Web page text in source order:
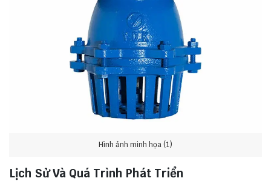
Hình ảnh minh họa (1)
Lịch Sử Và Quá Trình Phát Triển